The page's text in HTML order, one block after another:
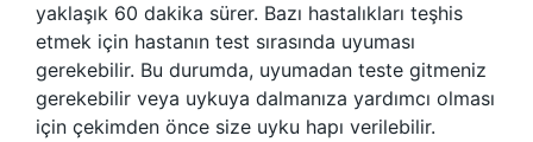
yaklaşık 60 dakika sürer. Bazı hastalıkları teşhis
etmek için hastanın test sırasında uyuması
gerekebilir. Bu durumda, uyumadan teste gitmeniz
gerekebilir veya uykuya dalmanıza yardımcı olması
için çekimden önce size uyku hapı verilebilir.